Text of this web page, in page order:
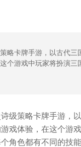
略卡牌手游，以古代三
个游戏中玩家将扮演三
级策略卡牌手游，
戏体验，在这个游
角色都有不同的技